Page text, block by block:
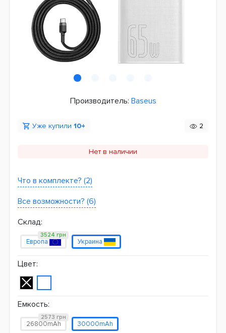
Производитель: Baseus
Уже купили 10+ 2
Нет в наличии
Что в комплекте? (2)
Все возможности? (6)
Склад:
Европа
3524 грн
Украина
Цвет:
Емкость:
26800mAh
2573 грн
30000mAh